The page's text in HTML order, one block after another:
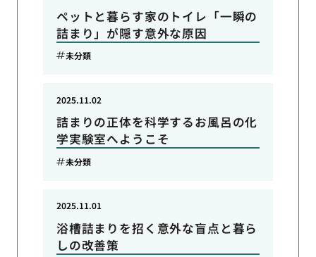
ペットと暮らす家のトイレ「一瞬の
詰まり」が隠す意外な原因
未分類
詰まりの正体を科学するお風呂の化
学実験室へようこそ
2025.11.02
未分類
浴槽詰まりを招く意外な盲点と暮ら
しの改善策
2025.11.01